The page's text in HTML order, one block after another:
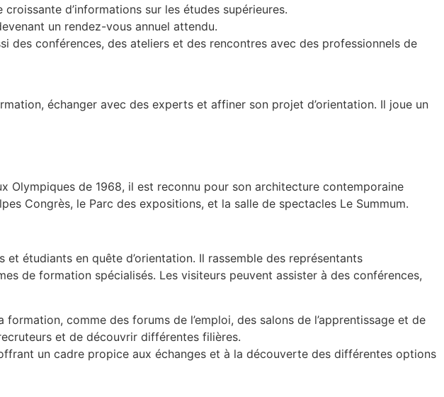
d’informations sur les études supérieures.
un rendez-vous annuel attendu.
des conférences, des ateliers et des rencontres avec des professionnels de
échanger avec des experts et affiner son projet d’orientation. Il joue un
de 1968, il est reconnu pour son architecture contemporaine
Congrès, le Parc des expositions, et la salle de spectacles Le Summum.
étudiants en quête d’orientation. Il rassemble des représentants
de formation spécialisés. Les visiteurs peuvent assister à des conférences,
comme des forums de l’emploi, des salons de l’apprentissage et de
et de découvrir différentes filières.
un cadre propice aux échanges et à la découverte des différentes options